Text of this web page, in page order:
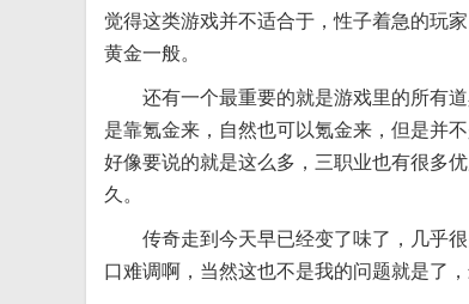
觉得这类游戏并不适合于，性子着急的玩
黄金一般。
还有一个最重要的就是游戏里的所有
是靠氪金来，自然也可以氪金来，但是并
好像要说的就是这么多，三职业也有很多
久。
传奇走到今天早已经变了味了，几乎
口难调啊，当然这也不是我的问题就是了